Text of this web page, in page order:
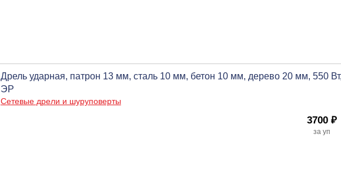
Дрель ударная, патрон 13 мм, сталь 10 мм, бетон 10 мм, дерево 20 мм, 550
ЭР
Сетевые дрели и шуруповерты
3700 ₽